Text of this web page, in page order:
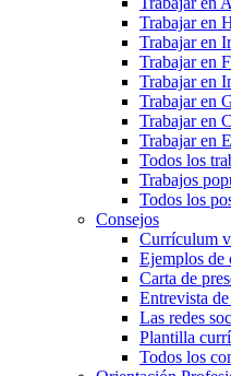
Trabajar en
Trabajar en
Trabajar en
Trabajar en
Trabajar en
Trabajar en
Trabajar en
Todos los
Trabajos
Todos los
Consejos
Currículum
Ejemplos de
Carta de
Entrevista
Las redes
Plantilla
Todos los